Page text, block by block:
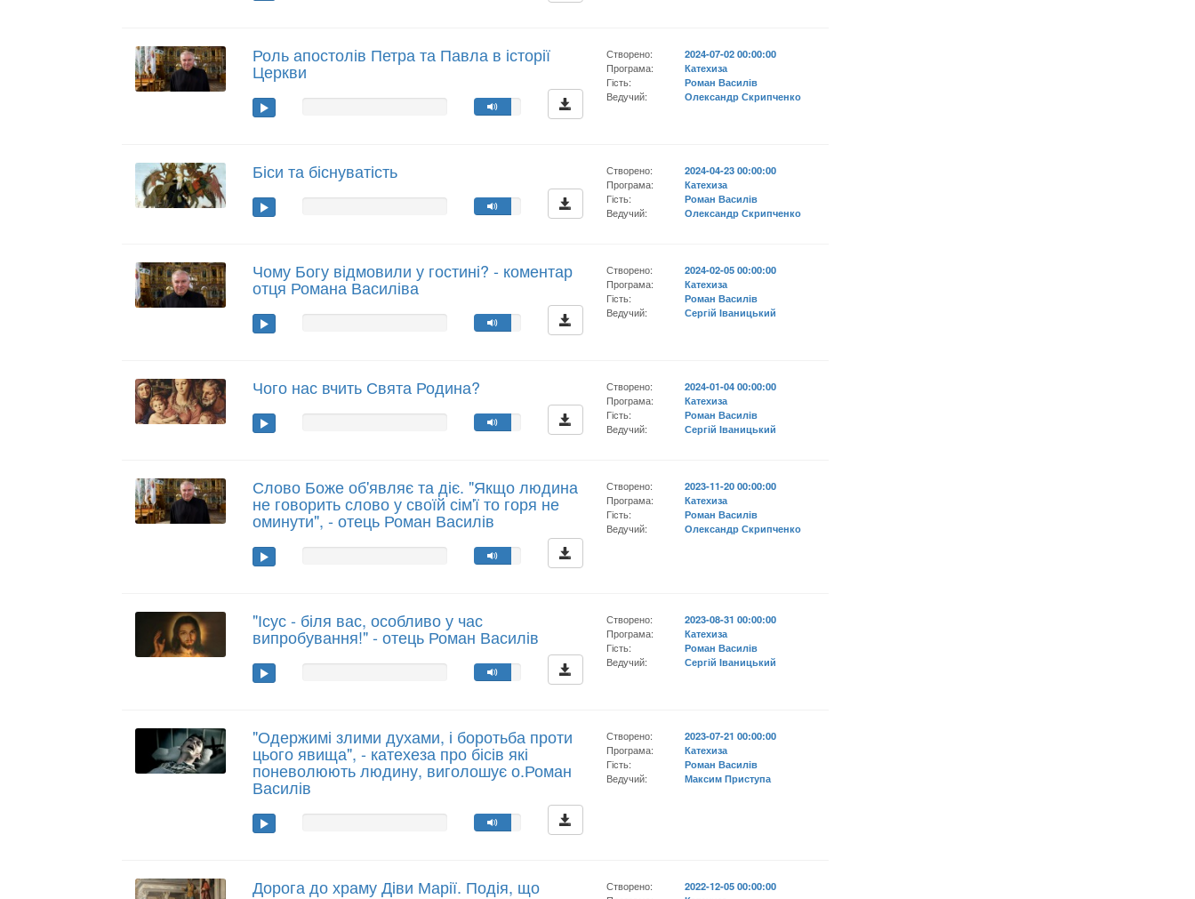
Роль апостолів Петра та Павла в історії
Церкви
Створено:
2024-07-02 00:00:00
Програма:
Катехиза
Гість:
Роман Василів
Ведучий:
Олександр Скрипченко
Біси та біснуватість Створено:
2024-04-23 00:00:00
Програма:
Катехиза
Гість:
Роман Василів
Ведучий:
Олександр Скрипченко
Чому Богу відмовили у гостині? - коментар
отця Романа Василіва
Створено:
2024-02-05 00:00:00
Програма:
Катехиза
Гість:
Роман Василів
Ведучий:
Сергій Іваницький
Чого нас вчить Свята Родина? Створено:
2024-01-04 00:00:00
Програма:
Катехиза
Гість:
Роман Василів
Ведучий:
Сергій Іваницький
Слово Боже об'являє та діє. "Якщо людина
не говорить слово у своїй сім'ї то горя не
оминути", - отець Роман Василів
Створено:
2023-11-20 00:00:00
Програма:
Катехиза
Гість:
Роман Василів
Ведучий:
Олександр Скрипченко
"Ісус - біля вас, особливо у час
випробування!" - отець Роман Василів
Створено:
2023-08-31 00:00:00
Програма:
Катехиза
Гість:
Роман Василів
Ведучий:
Сергій Іваницький
"Одержимі злими духами, і боротьба проти
цього явища", - катехеза про бісів які
поневолюють людину, виголошує о.Роман
Василів
Створено:
2023-07-21 00:00:00
Програма:
Катехиза
Гість:
Роман Василів
Ведучий:
Максим Приступа
Дорога до храму Діви Марії. Подія, що Створено:
2022-12-05 00:00:00